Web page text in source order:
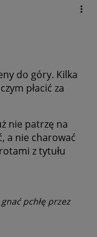
do góry. Kilka
płacić za
nie patrzę na
a nie charować
z tytułu
pchłę przez